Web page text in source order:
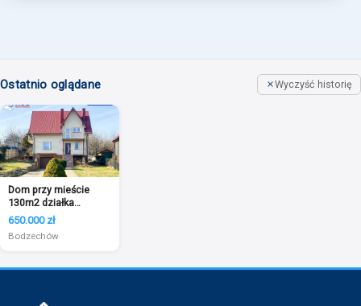
Ostatnio oglądane Wyczyść historię
Dom przy mieście
130m2 działka
1400m2 Szewna
650.000 zł
Bodzechów